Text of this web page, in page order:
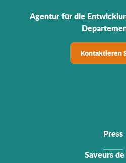
Agentur für die
Kontaktieren
Press
Saveurs